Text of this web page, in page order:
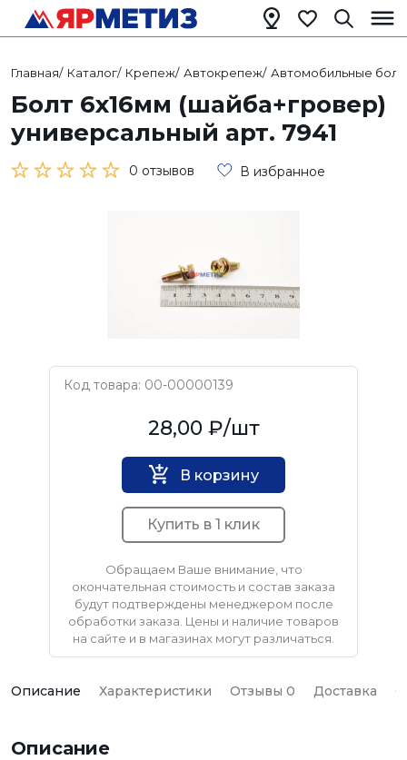
Главная/ Каталог/ Крепеж/ Автокрепеж/ Автомобильные
Болт 6х16мм (шайба+гровер)
универсальный арт. 7941
0 отзывов В избранное
Код товара: 00-00000139
Нет бренда28,00 ₽/шт
В корзину
Купить в 1 клик
Обращаем Ваше внимание, что
окончательная стоимость и состав заказа
будут подтверждены менеджером после
обработки заказа. Цены и наличие товаров
на сайте и в магазинах могут различаться.
Описание Характеристики Отзывы 0 Доставка
Описание